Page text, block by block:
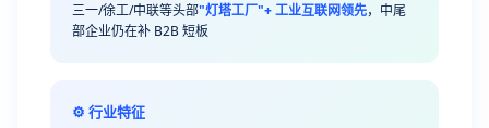
三一/徐工/中联等头部"灯塔工厂"+ 工业互联网领先，中尾
部企业仍在补 B2B 短板
⚙️ 行业特征